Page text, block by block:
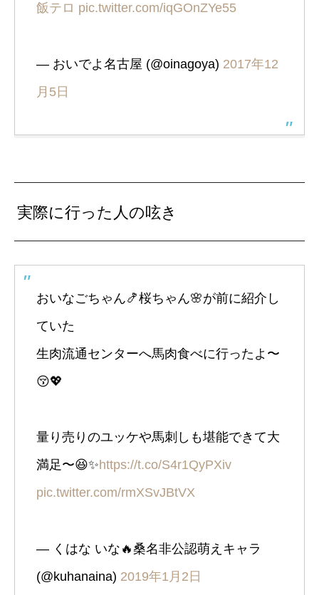
飯テロ pic.twitter.com/iqGOnZYe55
— おいでよ名古屋 (@oinagoya) 2017年12
月5日
実際に行った人の呟き
おいなごちゃん🍤桜ちゃん🌸が前に紹介し
ていた
生肉流通センターへ馬肉食べに行ったよ〜
😚💖
量り売りのユッケや馬刺しも堪能できて大
満足〜😆✨ https://t.co/S4r1QyPXiv
pic.twitter.com/rmXSvJBtVX
— くはな いな🔥桑名非公認萌えキャラ ‏
(@kuhanaina) 2019年1月2日